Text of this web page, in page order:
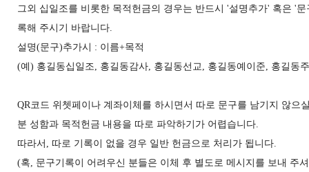
그외 십일조를 비롯한 목적헌금의 경우는 반드시 '설명추가' 혹은 '
록해 주시기 바랍니다.
설명(문구)추가시 : 이름+목적
(예) 홍길동십일조, 홍길동감사, 홍길동선교, 홍길동예이준, 홍길동
QR코드 위쳇페이나 계좌이체를 하시면서 따로 문구를 남기지 않으
분 성함과 목적헌금 내용을 따로 파악하기가 어렵습니다.
따라서, 따로 기록이 없을 경우 일반 헌금으로 처리가 됩니다.
(혹, 문구기록이 어려우신 분들은 이체 후 별도로 메시지를 보내 주